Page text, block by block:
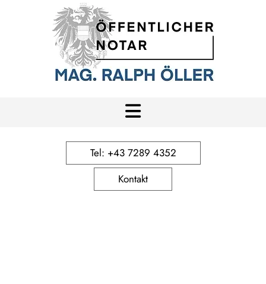
Tel: +43 7289 4352
Kontakt